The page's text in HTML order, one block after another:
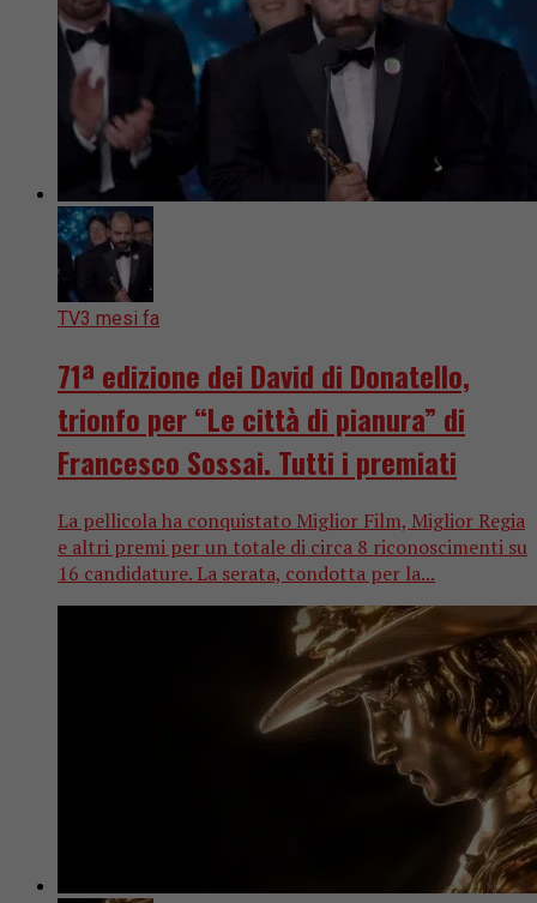
TV3 mesi fa
71ª edizione dei David di Donatello,
trionfo per “Le città di pianura” di
Francesco Sossai. Tutti i premiati
La pellicola ha conquistato Miglior Film, Miglior Regia
e altri premi per un totale di circa 8 riconoscimenti su
16 candidature. La serata, condotta per la...